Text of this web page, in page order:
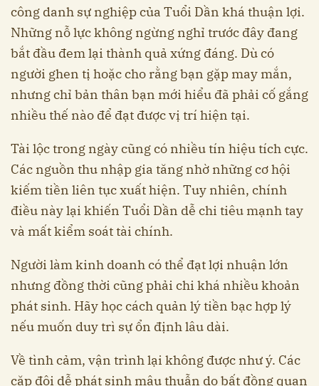
công danh sự nghiệp của Tuổi Dần khá thuận lợi.
Những nỗ lực không ngừng nghỉ trước đây đang
bắt đầu đem lại thành quả xứng đáng. Dù có
người ghen tị hoặc cho rằng bạn gặp may mắn,
nhưng chỉ bản thân bạn mới hiểu đã phải cố gắng
nhiều thế nào để đạt được vị trí hiện tại.
Tài lộc trong ngày cũng có nhiều tín hiệu tích cực.
Các nguồn thu nhập gia tăng nhờ những cơ hội
kiếm tiền liên tục xuất hiện. Tuy nhiên, chính
điều này lại khiến Tuổi Dần dễ chi tiêu mạnh tay
và mất kiểm soát tài chính.
Người làm kinh doanh có thể đạt lợi nhuận lớn
nhưng đồng thời cũng phải chi khá nhiều khoản
phát sinh. Hãy học cách quản lý tiền bạc hợp lý
nếu muốn duy trì sự ổn định lâu dài.
Về tình cảm, vận trình lại không được như ý. Các
cặp đôi dễ phát sinh mâu thuẫn do bất đồng quan